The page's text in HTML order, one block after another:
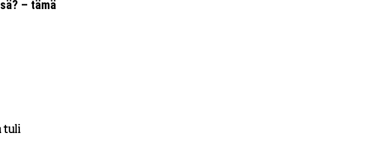
– tämä
tuli